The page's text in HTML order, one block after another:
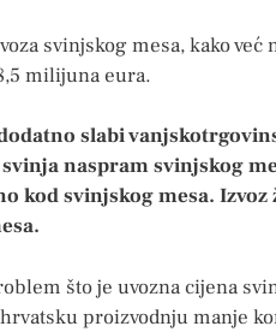
svinjskog mesa, kako
milijuna eura.
slabi
naspram svinjskog
kod svinjskog mesa.
što je uvozna cijena
proizvodnju manje